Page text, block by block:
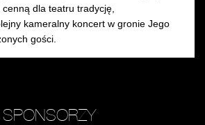
dla teatru tradycję,
kameralny koncert w gronie Jego
gości.
SPONSORZY